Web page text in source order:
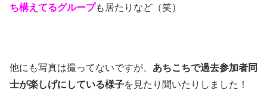
ち構えてるグループも居たりなど（笑）
他にも写真は撮ってないですが、 あちこちで過去参加者同
士が楽しげにしている様子を見たり聞いたりしました！